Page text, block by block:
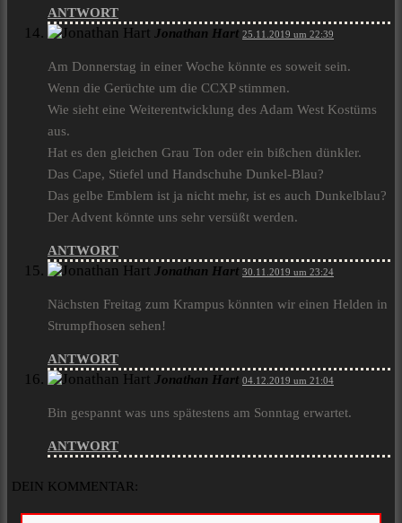
ANTWORT
Jonathan Hart 25.11.2019 um 22:39
Am Donnerstag in einer Woche könnte es soweit sein.
Wenn die Gerüchte um die CCXP stimmen.
Wie sieht eine Weiterentwicklung des Adam West Kostüms
aus.
Hat es den gleichen Grau Ton oder ein bißchen dünkler.
Das Cape, Stiefel und Handschuhe Dunkel-Blau?
Das gelbe Emblem ist ja nicht mehr, ist es auch Dunkelblau?
Der Advent könnte uns sehr versüßt werden.
ANTWORT
Jonathan Hart 30.11.2019 um 23:24
Nächsten Freitag zum Krampus könnten wir einen Helden in
Strumpfhosen sehen!
ANTWORT
Jonathan Hart 04.12.2019 um 21:04
Bin gespannt was uns spätestens am Sonntag erwartet.
ANTWORT
DEIN KOMMENTAR: